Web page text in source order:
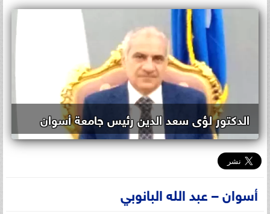
الدكتور لؤى سعد الدين رئيس جامعة أسوان
أسوان – عبد الله البانوبي